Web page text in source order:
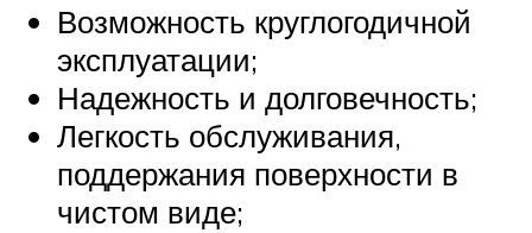
Возможность круглогодичной
эксплуатации;
Надежность и долговечность;
Легкость обслуживания,
поддержания поверхности в
чистом виде;